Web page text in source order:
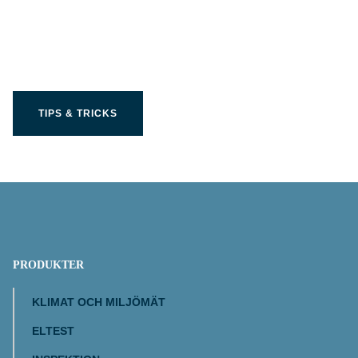
TIPS & TRICKS
PRODUKTER
KLIMAT OCH MILJÖMÄT
ELTEST